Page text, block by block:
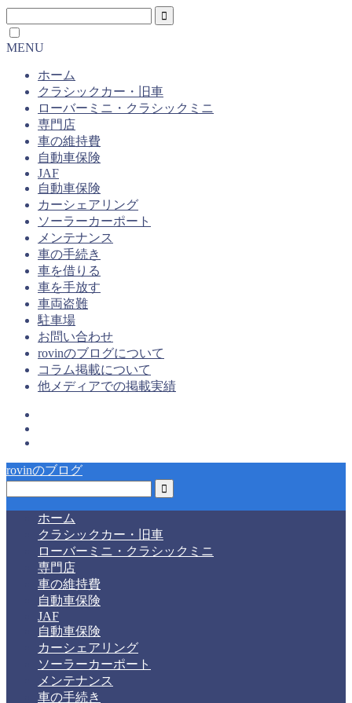
MENU
ホーム
クラシックカー・旧車
ローバーミニ・クラシックミニ
専門店
車の維持費
自動車保険
JAF
自動車保険
カーシェアリング
ソーラーカーポート
メンテナンス
車の手続き
車を借りる
車を手放す
車両盗難
駐車場
お問い合わせ
rovinのブログについて
コラム掲載について
他メディアでの掲載実績
rovinのブログ
ホーム
クラシックカー・旧車
ローバーミニ・クラシックミニ
専門店
車の維持費
自動車保険
JAF
自動車保険
カーシェアリング
ソーラーカーポート
メンテナンス
車の手続き